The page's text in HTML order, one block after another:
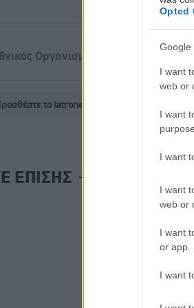
Opted
Google
I want
web or
I want
I want
I want
web or
I want
or app.
I want
Οργανισμός Φαρμάκων
Προσθέστε το iatronet.gr στο Discover
ΕΠΙΣΗΣ